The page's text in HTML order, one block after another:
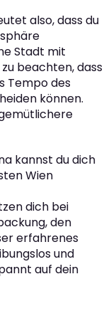
also, dass du
Stadt mit
beachten, dass
Tempo des
können.
kannst du dich
Wien
dich bei
den
erfahrenes
und
auf dein